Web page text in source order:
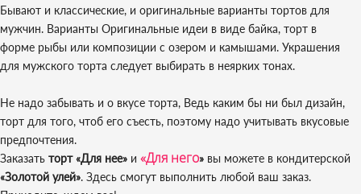
Бывают и классические, и оригинальные варианты тортов для
мужчин. Варианты Оригинальные идеи в виде байка, торт в
форме рыбы или композиции с озером и камышами. Украшения
для мужского торта следует выбирать в неярких тонах.
Не надо забывать и о вкусе торта, Ведь каким бы ни был дизайн,
торт для того, чтоб его съесть, поэтому надо учитывать вкусовые
предпочтения.
Заказать торт «Для нее» и «Для него» вы можете в кондитерской
«Золотой улей». Здесь смогут выполнить любой ваш заказ.